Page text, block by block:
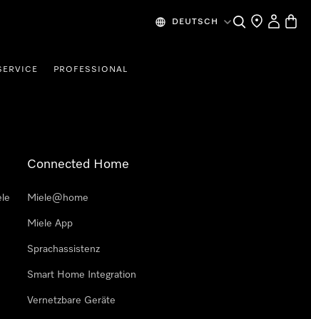
DEUTSCH SucheHändlersuche
Mein
PROFESSIONAL
Connected Home
Miele@home
Miele App
Sprachassistenz
Smart Home Integration
Vernetzbare Geräte